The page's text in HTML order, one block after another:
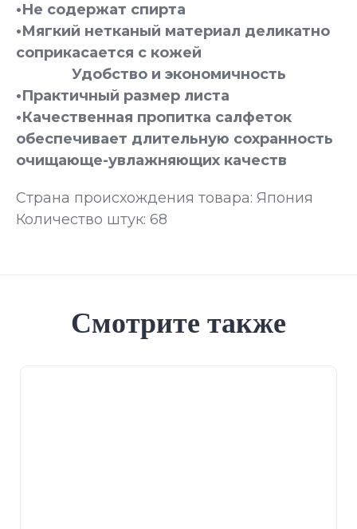
•Не содержат спирта
•Мягкий нетканый материал деликатно
соприкасается с кожей
Удобство и экономичность
•Практичный размер листа
•Качественная пропитка салфеток
обеспечивает длительную сохранность
очищающе-увлажняющих качеств
Страна происхождения товара: Япония
Количество штук: 68
Смотрите также